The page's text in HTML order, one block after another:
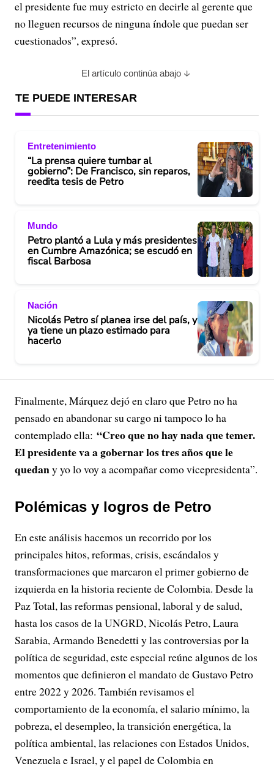
el presidente fue muy estricto en decirle al gerente que
no lleguen recursos de ninguna índole que puedan ser
cuestionados”, expresó.
El artículo continúa abajo
TE PUEDE INTERESAR
Entretenimiento
“La prensa quiere tumbar al
gobierno”: De Francisco, sin reparos,
reedita tesis de Petro
Mundo
Petro plantó a Lula y más presidentes
en Cumbre Amazónica; se escudó en
fiscal Barbosa
Nación
Nicolás Petro sí planea irse del país, y
ya tiene un plazo estimado para
hacerlo
Finalmente, Márquez dejó en claro que Petro no ha
pensado en abandonar su cargo ni tampoco lo ha
contemplado ella: “Creo que no hay nada que temer.
El presidente va a gobernar los tres años que le
quedany yo lo voy a acompañar como vicepresidenta”.
Polémicas y logros de Petro
En este análisis hacemos un recorrido por los
principales hitos, reformas, crisis, escándalos y
transformaciones que marcaron el primer gobierno de
izquierda en la historia reciente de Colombia. Desde la
Paz Total, las reformas pensional, laboral y de salud,
hasta los casos de la UNGRD, Nicolás Petro, Laura
Sarabia, Armando Benedetti y las controversias por la
política de seguridad, este especial reúne algunos de los
momentos que definieron el mandato de Gustavo Petro
entre 2022 y 2026. También revisamos el
comportamiento de la economía, el salario mínimo, la
pobreza, el desempleo, la transición energética, la
política ambiental, las relaciones con Estados Unidos,
Venezuela e Israel, y el papel de Colombia en